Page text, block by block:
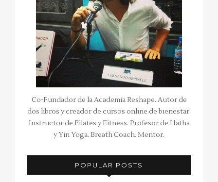
Co-Fundador de la Academia Reshape. Autor de
dos libros y creador de cursos online de bienestar.
Instructor de Pilates y Fitness. Profesor de Hatha
y Yin Yoga. Breath Coach. Mentor.
POPULAR POSTS